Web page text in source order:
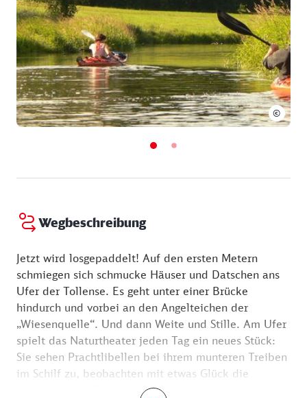
©
Wegbeschreibung
Jetzt wird losgepaddelt! Auf den ersten Metern
schmiegen sich schmucke Häuser und Datschen ans
Ufer der Tollense. Es geht unter einer Brücke
hindurch und vorbei an den Angelteichen der
„Wiesenquelle“. Und dann Weite und Stille. Am Ufer
spielt das Naturtheater jeden Tag ein neues Stück:
Sie sehen Prachtlibellen bei ihrem munteren Treiben
im Schilf zu, beobachten mit etwas Glück die
pfeilschnellen Eisvögel und entdecken Spuren eines